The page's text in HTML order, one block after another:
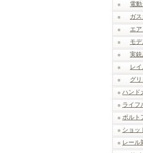
電
ガ
エ
モ
実
レ
グ
ハンド
ライフ
ボルト
ショッ
レール